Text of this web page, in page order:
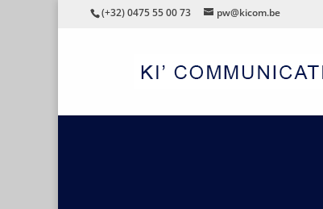
(+32) 0475 55 00 73 pw@kicom.be